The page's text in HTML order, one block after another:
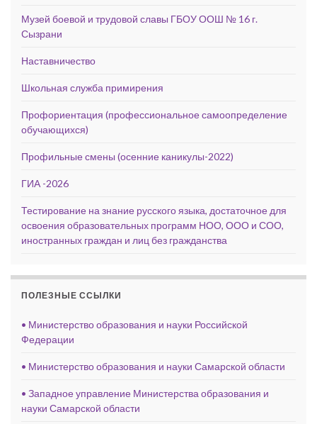
Музей боевой и трудовой славы ГБОУ ООШ № 16 г.
Сызрани
Наставничество
Школьная служба примирения
Профориентация (профессиональное самоопределение
обучающихся)
Профильные смены (осенние каникулы-2022)
ГИА -2026
Тестирование на знание русского языка, достаточное для
освоения образовательных программ НОО, ООО и СОО,
иностранных граждан и лиц без гражданства
ПОЛЕЗНЫЕ ССЫЛКИ
• Министерство образования и науки Российской
Федерации
• Министерство образования и науки Самарской области
• Западное управление Министерства образования и
науки Самарской области